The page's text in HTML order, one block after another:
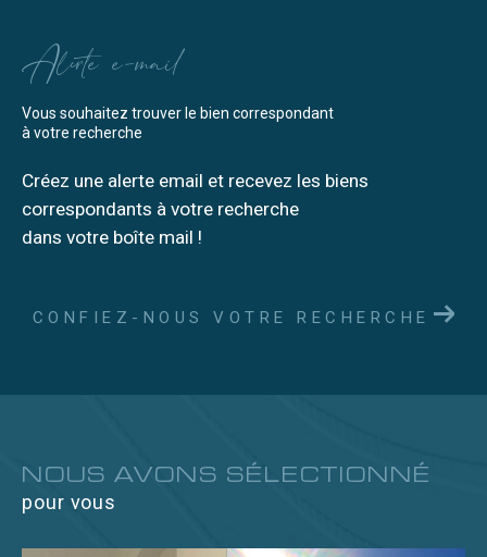
Alerte e-mail
Vous souhaitez trouver le bien correspondant
à votre recherche
Créez une alerte email et recevez les biens
correspondants à votre recherche
dans votre boîte mail !
CONFIEZ-NOUS VOTRE RECHERCHE
NOUS AVONS SÉLECTIONNÉ
pour vous